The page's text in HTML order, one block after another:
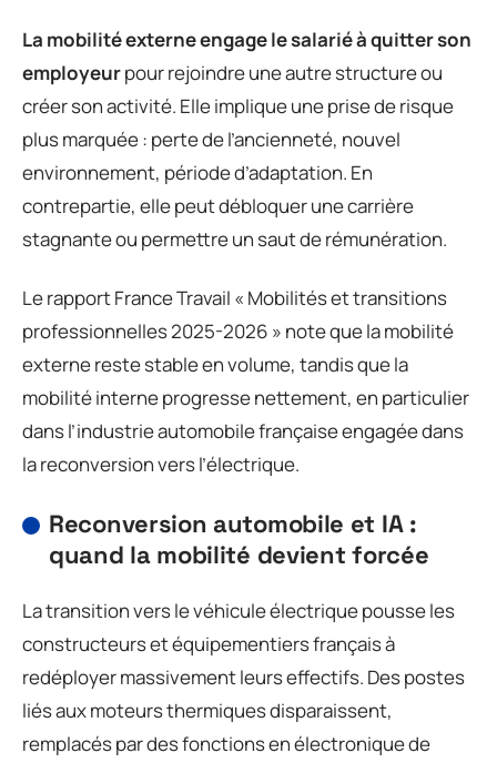
La mobilité externe engage le salarié à quitter son
employeurpour rejoindre une autre structure ou
créer son activité. Elle implique une prise de risque
plus marquée : perte de l’ancienneté, nouvel
environnement, période d’adaptation. En
contrepartie, elle peut débloquer une carrière
stagnante ou permettre un saut de rémunération.
Le rapport France Travail « Mobilités et transitions
professionnelles 2025-2026 » note que la mobilité
externe reste stable en volume, tandis que la
mobilité interne progresse nettement, en particulier
dans l’industrie automobile française engagée dans
la reconversion vers l’électrique.
Reconversion automobile et IA :
quand la mobilité devient forcée
La transition vers le véhicule électrique pousse les
constructeurs et équipementiers français à
redéployer massivement leurs effectifs. Des postes
liés aux moteurs thermiques disparaissent,
remplacés par des fonctions en électronique de